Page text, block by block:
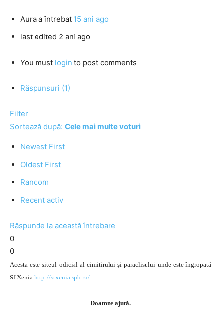
Aura a întrebat 15 ani ago
last edited 2 ani ago
You must login to post comments
Răspunsuri (1)
Filter
Sortează după: Cele mai multe voturi
Newest First
Oldest First
Random
Recent activ
Răspunde la această întrebare
0
0
Acesta este siteul odicial al cimitirului şi paraclisului unde este îngropată
Sf.Xenia http://stxenia.spb.ru/.
Doamne ajută.